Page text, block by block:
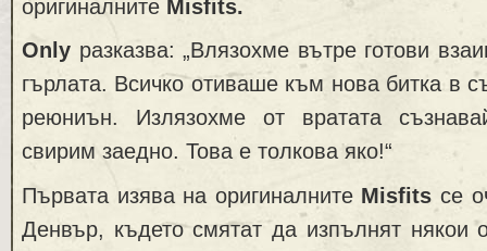
оригиналните Misfits.
Only разказва: „Влязохме вътре готови
гърлата. Всичко отиваше към нова битка в
реюниън. Излязохме от вратата
свирим заедно. Това е толкова яко!“
Първата изява на оригиналните Misfitsсе
Денвър, където смятат да изпълнят някои